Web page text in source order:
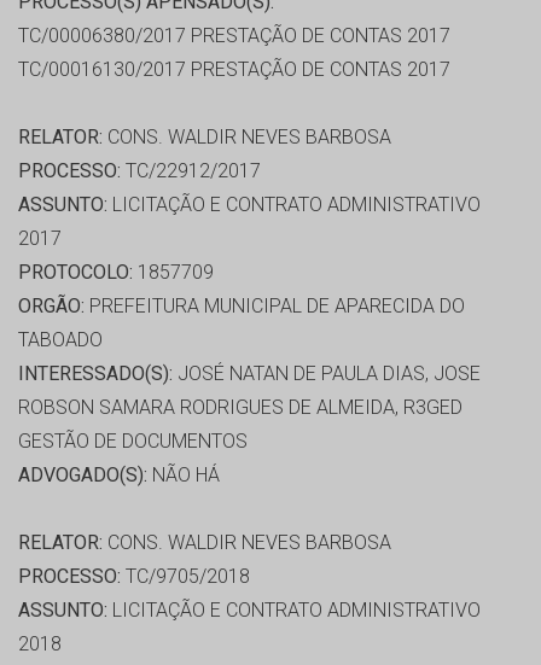
TC/00006380/2017 PRESTAÇÃO DE CONTAS 2017
TC/00016130/2017 PRESTAÇÃO DE CONTAS 2017
RELATOR: CONS. WALDIR NEVES BARBOSA
PROCESSO: TC/22912/2017
ASSUNTO: LICITAÇÃO E CONTRATO ADMINISTRATIVO
2017
PROTOCOLO: 1857709
ORGÃO: PREFEITURA MUNICIPAL DE APARECIDA DO
TABOADO
INTERESSADO(S): JOSÉ NATAN DE PAULA DIAS, JOSE
ROBSON SAMARA RODRIGUES DE ALMEIDA, R3GED
GESTÃO DE DOCUMENTOS
ADVOGADO(S): NÃO HÁ
RELATOR: CONS. WALDIR NEVES BARBOSA
PROCESSO: TC/9705/2018
ASSUNTO: LICITAÇÃO E CONTRATO ADMINISTRATIVO
2018